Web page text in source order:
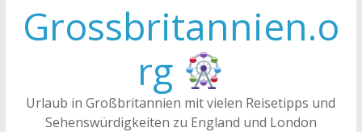
Grossbritannien.o
rg
Urlaub in Großbritannien mit vielen Reisetipps und
Sehenswürdigkeiten zu England und London